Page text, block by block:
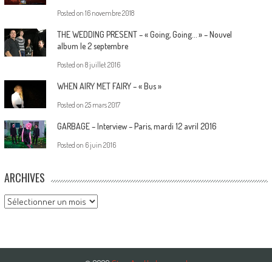
Posted on 16 novembre 2018
THE WEDDING PRESENT – « Going, Going… » – Nouvel
album le 2 septembre
Posted on 8 juillet 2016
WHEN AIRY MET FAIRY – « Bus »
Posted on 25 mars 2017
GARBAGE – Interview – Paris, mardi 12 avril 2016
Posted on 6 juin 2016
ARCHIVES
Archives